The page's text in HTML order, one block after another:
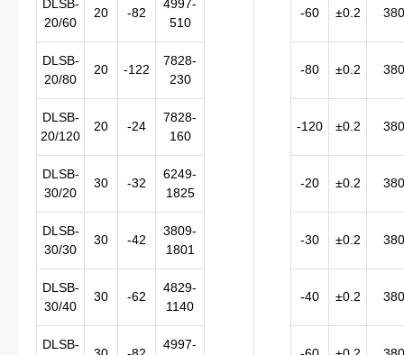
DLSB-
20/60
20 -82
4997-
510
-60 ±0.2 380
DLSB-
20/80
20 -122
7828-
230
-80 ±0.2 380
DLSB-
20/120
20 -24
7828-
160
-120 ±0.2 380
DLSB-
30/20
30 -32
6249-
1825
-20 ±0.2 380
DLSB-
30/30
30 -42
3809-
1801
-30 ±0.2 380
DLSB-
30/40
30 -62
4829-
1140
-40 ±0.2 380
DLSB- 4997-